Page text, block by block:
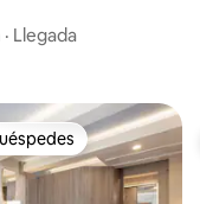
· Llegada
entre huéspedes